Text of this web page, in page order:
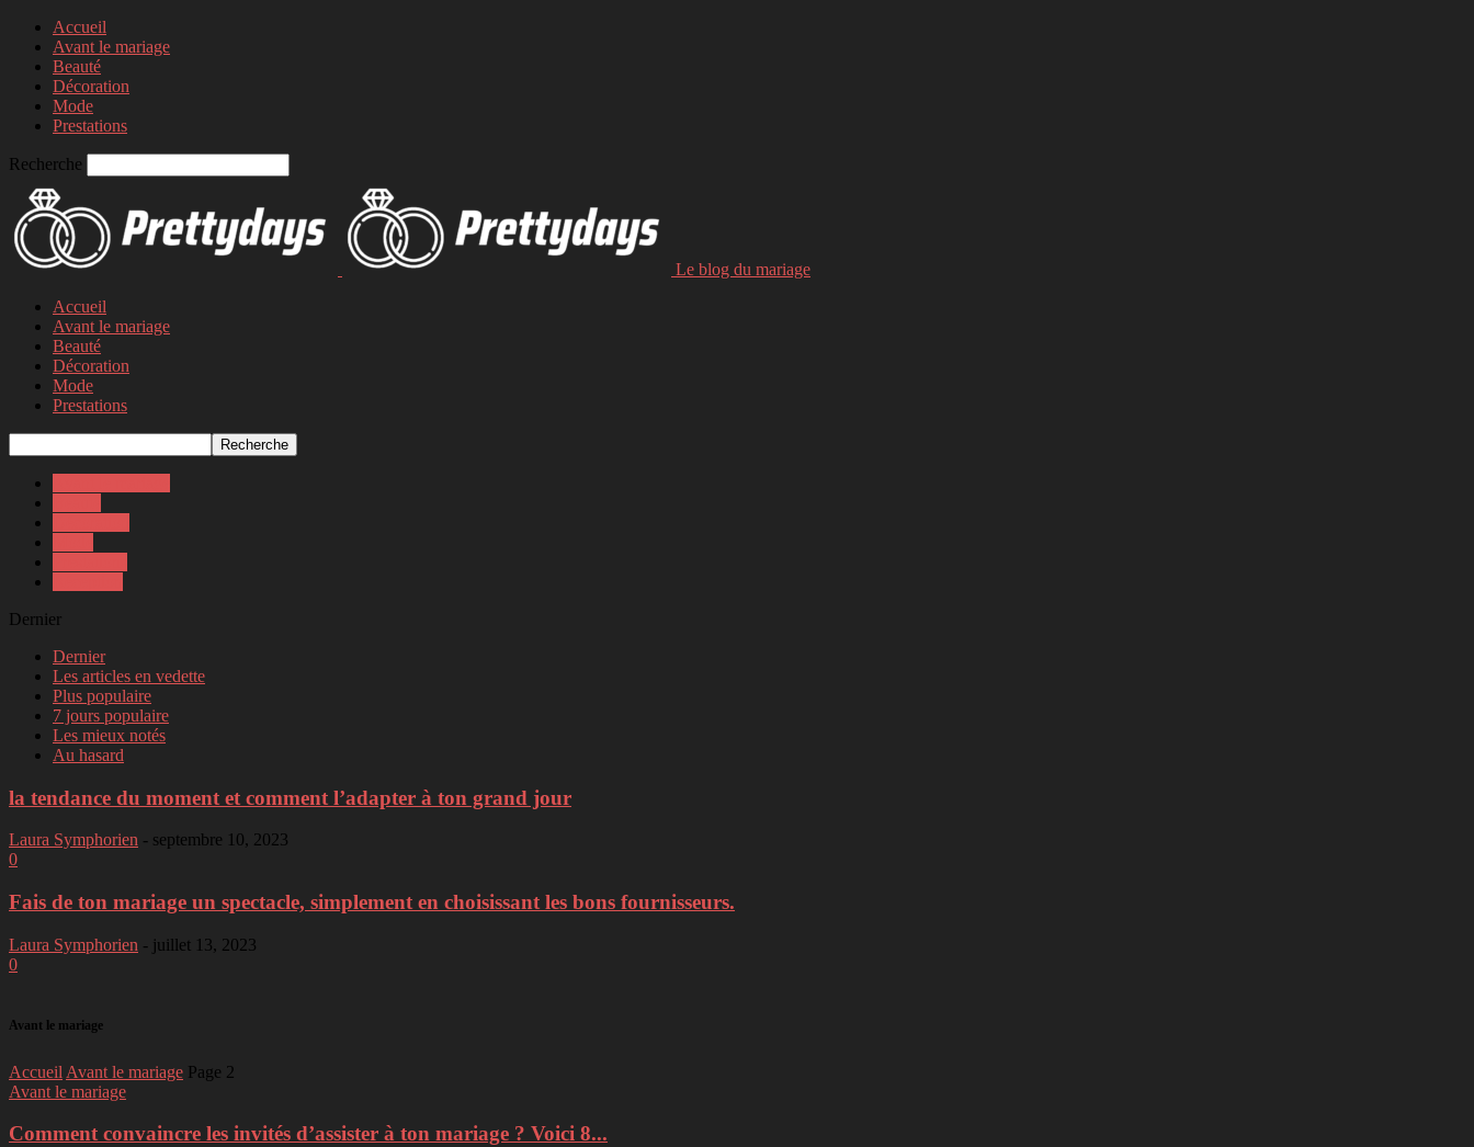
Accueil
Avant le mariage
Beauté
Décoration
Mode
Prestations
Recherche
Le blog du mariage
Accueil
Avant le mariage
Beauté
Décoration
Mode
Prestations
Dernier
Dernier
Les articles en vedette
Plus populaire
7 jours populaire
Les mieux notés
Au hasard
la tendance du moment et comment l’adapter à ton grand jour
Laura Symphorien - septembre 10, 2023
0
Fais de ton mariage un spectacle, simplement en choisissant les bons fournisseurs.
Laura Symphorien - juillet 13, 2023
0
Avant le mariage
Accueil Avant le mariage Page 2
Avant le mariage
Comment convaincre les invités d’assister à ton mariage ? Voici 8...